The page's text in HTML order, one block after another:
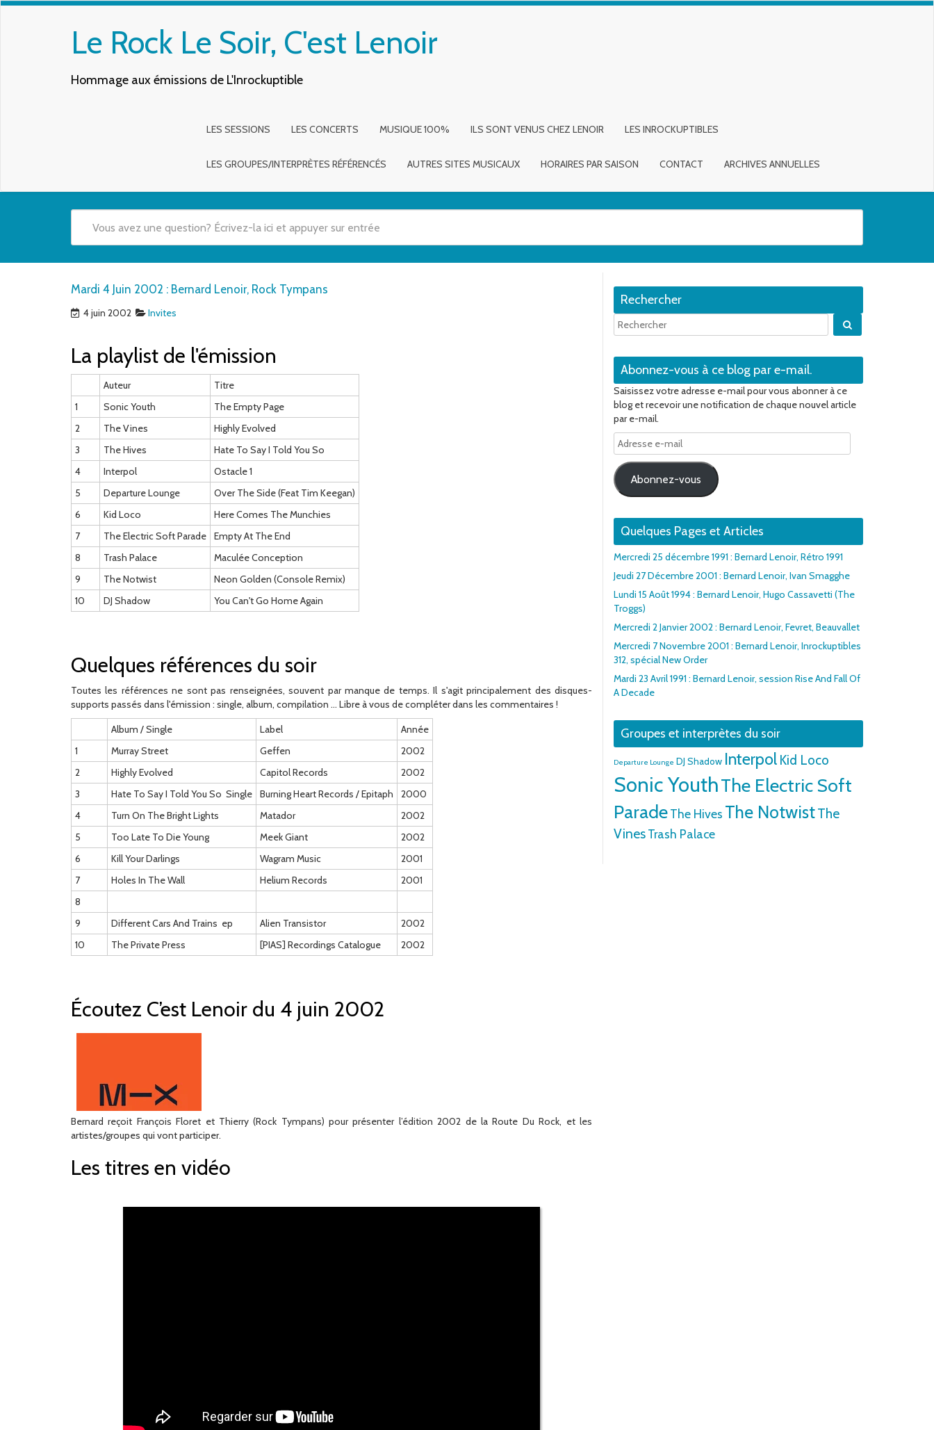
Le Rock Le Soir, C'est Lenoir
Hommage aux émissions de L'Inrockuptible
LES SESSIONS LES CONCERTS MUSIQUE 100% ILS SONT VENUS CHEZ LENOIR LES INROCKUPTIBLES
LES GROUPES/INTERPRÈTES RÉFÉRENCÉS AUTRES SITES MUSICAUX HORAIRES PAR SAISON CONTACT ARCHIVES ANNUELLES
Mardi 4 Juin 2002 : Bernard Lenoir, Rock Tympans
4 juin 2002 Invites
La playlist de l'émission
Auteur
Titre
1
Sonic Youth
The Empty Page
2
The Vines
Highly Evolved
3
The Hives
Hate To Say I Told You So
4
Interpol
Ostacle 1
5
Departure Lounge
Over The Side (Feat Tim Keegan)
6
Kid Loco
Here Comes The Munchies
7
The Electric Soft Parade
Empty At The End
8
Trash Palace
Maculée Conception
9
The Notwist
Neon Golden (Console Remix)
10
DJ Shadow You Can't Go Home Again
Quelques références du soir
Toutes les références ne sont pas renseignées, souvent par manque de temps. Il s'agit principalement des disques-
supports passés dans l'émission : single, album, compilation ... Libre à vous de compléter dans les commentaires !
Album / Single
Label
Année
1
Murray Street Geffen
2002
2
Highly Evolved Capitol Records
2002
3
Hate To Say I Told You So  Single Burning Heart Records / Epitaph
2000
4
Turn On The Bright Lights Matador
2002
5
Too Late To Die Young Meek Giant
2002
6
Kill Your Darlings Wagram Music
2001
7
Holes In The Wall Helium Records
2001
8
9
Different Cars And Trains  ep Alien Transistor
2002
10
The Private Press [PIAS] Recordings Catalogue 2002
Écoutez C’est Lenoir du 4 juin 2002
Bernard reçoit François Floret et Thierry (Rock Tympans) pour présenter l’édition 2002 de la Route Du Rock, et les
artistes/groupes qui vont participer.
Les titres en vidéo
Rechercher
Abonnez-vous à ce blog par e-mail.
Saisissez votre adresse e-mail pour vous abonner à ce
blog et recevoir une notification de chaque nouvel article
par e-mail.
Adresse
e-
mail
Abonnez-vous
Quelques Pages et Articles
Mercredi 25 décembre 1991 : Bernard Lenoir, Rétro 1991
Jeudi 27 Décembre 2001 : Bernard Lenoir, Ivan Smagghe
Lundi 15 Août 1994 : Bernard Lenoir, Hugo Cassavetti (The
Troggs)
Mercredi 2 Janvier 2002 : Bernard Lenoir, Fevret, Beauvallet
Mercredi 7 Novembre 2001 : Bernard Lenoir, Inrockuptibles
312, spécial New Order
Mardi 23 Avril 1991 : Bernard Lenoir, session Rise And Fall Of
A Decade
Groupes et interprètes du soir
Departure Lounge DJ Shadow Interpol Kid Loco
Sonic YouthThe Electric Soft
ParadeThe Hives The NotwistThe
VinesTrash Palace